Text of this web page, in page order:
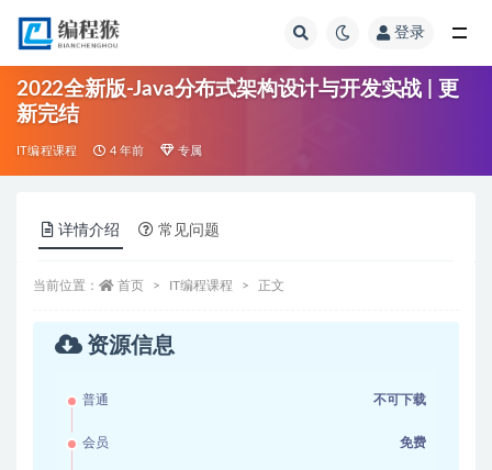
登录
2022全新版-Java分布式架构设计与开发实战 | 更
新完结
IT编程课程 4 年前 专属
详情介绍 常见问题
当前位置： 首页 IT编程课程 正文
资源信息
普通 不可下载
会员 免费